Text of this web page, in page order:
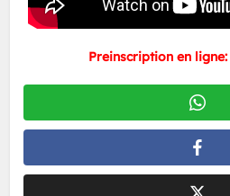
Preinscription en ligne: